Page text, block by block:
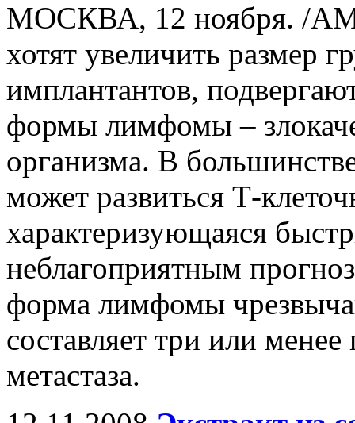
МОСКВА, 12 ноября. /
хотят увеличить размер
имплантантов,
формы лимфомы –
организма. В
может развиться Т-
характеризующаяся
неблагоприятным
форма лимфомы
составляет три или
метастаза.